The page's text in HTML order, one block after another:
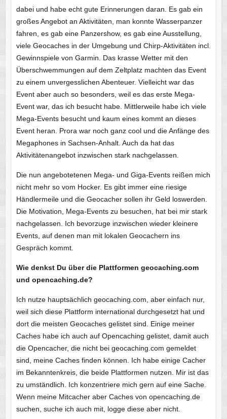
dabei und habe echt gute Erinnerungen daran. Es gab ein
großes Angebot an Aktivitäten, man konnte Wasserpanzer
fahren, es gab eine Panzershow, es gab eine Ausstellung,
viele Geocaches in der Umgebung und Chirp-Aktivitäten incl.
Gewinnspiele von Garmin. Das krasse Wetter mit den
Überschwemmungen auf dem Zeltplatz machten das Event
zu einem unvergesslichen Abenteuer. Vielleicht war das
Event aber auch so besonders, weil es das erste Mega-
Event war, das ich besucht habe. Mittlerweile habe ich viele
Mega-Events besucht und kaum eines kommt an dieses
Event heran. Prora war noch ganz cool und die Anfänge des
Megaphones in Sachsen-Anhalt. Auch da hat das
Aktivitätenangebot inzwischen stark nachgelassen.
Die nun angebotetenen Mega- und Giga-Events reißen mich
nicht mehr so vom Hocker. Es gibt immer eine riesige
Händlermeile und die Geocacher sollen ihr Geld loswerden.
Die Motivation, Mega-Events zu besuchen, hat bei mir stark
nachgelassen. Ich bevorzuge inzwischen wieder kleinere
Events, auf denen man mit lokalen Geocachern ins
Gespräch kommt.
Wie denkst Du über die Plattformen geocaching.com
und opencaching.de?
Ich nutze hauptsächlich geocaching.com, aber einfach nur,
weil sich diese Plattform international durchgesetzt hat und
dort die meisten Geocaches gelistet sind. Einige meiner
Caches habe ich auch auf Opencaching gelistet, damit auch
die Opencacher, die nicht bei geocaching.com gemeldet
sind, meine Caches finden können. Ich habe einige Cacher
im Bekanntenkreis, die beide Plattformen nutzen. Mir ist das
zu umständlich. Ich konzentriere mich gern auf eine Sache.
Wenn meine Mitcacher aber Caches von opencaching.de
suchen, suche ich auch mit, logge diese aber nicht.